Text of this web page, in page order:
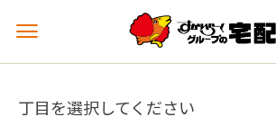
メ
ュ
を
丁目を選択してください